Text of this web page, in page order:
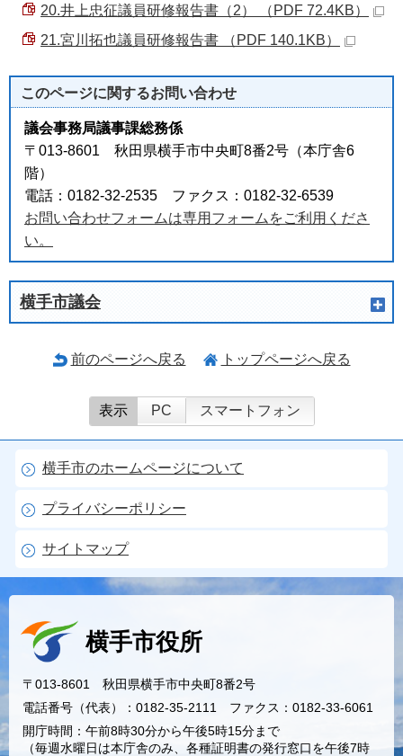
20.井上忠征議員研修報告書（2） （PDF 72.4KB）
21.宮川拓也議員研修報告書 （PDF 140.1KB）
このページに関するお問い合わせ
議会事務局議事課総務係
〒013-8601 秋田県横手市中央町8番2号（本庁舎6
階）
電話：0182-32-2535 ファクス：0182-32-6539
お問い合わせフォームは専用フォームをご利用くださ
い。
横手市議会
前のページへ戻る トップページへ戻る
表示 PC スマートフォン
横手市のホームページについて
プライバシーポリシー
サイトマップ
横手市役所
〒013-8601 秋田県横手市中央町8番2号
電話番号（代表）：0182-35-2111 ファクス：0182-33-6061
開庁時間：午前8時30分から午後5時15分まで
（毎週水曜日は本庁舎のみ、各種証明書の発行窓口を午後7時